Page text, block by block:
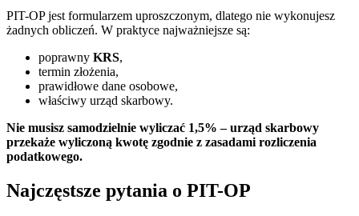
PIT-OP jest formularzem uproszczonym, dlatego nie wykonujesz
żadnych obliczeń. W praktyce najważniejsze są:
poprawny KRS,
termin złożenia,
prawidłowe dane osobowe,
właściwy urząd skarbowy.
Nie musisz samodzielnie wyliczać 1,5% – urząd skarbowy
przekaże wyliczoną kwotę zgodnie z zasadami rozliczenia
podatkowego.
Najczęstsze pytania o PIT-OP